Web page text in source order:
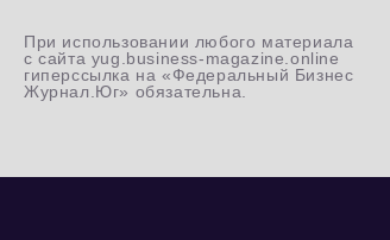
При использовании любого материала
с сайта yug.business-magazine.online
гиперссылка на «Федеральный Бизнес
Журнал.Юг» обязательна.